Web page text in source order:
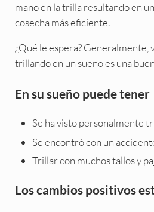
mano en la trilla resultando en
cosecha más eficiente.
¿Qué le espera? Generalmente,
trillando en un sueño es una
En su sueño puede tener
Se ha visto personalmente
Se encontró con un
Trillar con muchos tallos y
Los cambios positivos